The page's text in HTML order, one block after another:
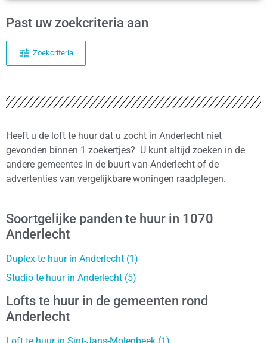
Past uw zoekcriteria aan
Zoekcriteria
Heeft u de loft te huur dat u zocht in Anderlecht niet
gevonden binnen 1 zoekertjes? U kunt altijd zoeken in de
andere gemeentes in de buurt van Anderlecht of de
advertenties van vergelijkbare woningen raadplegen.
Soortgelijke panden te huur in 1070
Anderlecht
Duplex te huur in Anderlecht (1)
Studio te huur in Anderlecht (5)
Lofts te huur in de gemeenten rond
Anderlecht